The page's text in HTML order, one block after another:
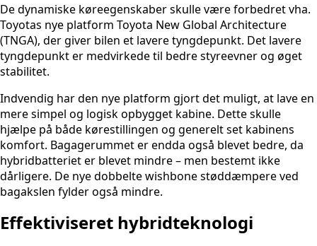
De dynamiske køreegenskaber skulle være forbedret vha.
Toyotas nye platform Toyota New Global Architecture
(TNGA), der giver bilen et lavere tyngdepunkt. Det lavere
tyngdepunkt er medvirkede til bedre styreevner og øget
stabilitet.
Indvendig har den nye platform gjort det muligt, at lave en
mere simpel og logisk opbygget kabine. Dette skulle
hjælpe på både kørestillingen og generelt set kabinens
komfort. Bagagerummet er endda også blevet bedre, da
hybridbatteriet er blevet mindre – men bestemt ikke
dårligere. De nye dobbelte wishbone støddæmpere ved
bagakslen fylder også mindre.
Effektiviseret hybridteknologi